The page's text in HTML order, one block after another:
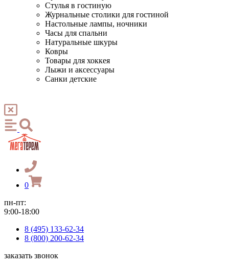
Стулья в гостиную
Журнальные столики для гостиной
Настольные лампы, ночники
Часы для спальни
Натуральные шкуры
Ковры
Товары для хоккея
Лыжи и аксессуары
Санки детские
0
пн-пт:
9:00-18:00
8 (495) 133-62-34
8 (800) 200-62-34
заказать звонок